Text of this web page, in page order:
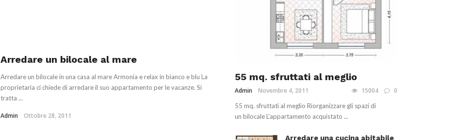
Arredare un bilocale al mare
Arredare un bilocale in una casa al mare Armonia e relax in bianco e blu La
proprietaria ci chiede di arredare il suo appartamento per le vacanze. Si
tratta ...
Admin Ottobre 28, 2011
55 mq. sfruttati al meglio
Admin Novembre 4, 2011 15004 0
55 mq. sfruttati al meglio Riorganizzare gli spazi di
un bilocale L’appartamento acquistato ...
Arredare una cucina abitabile